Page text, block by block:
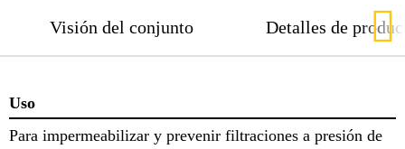
Visión del conjunto Detalles de
Uso
Para impermeabilizar y prevenir filtraciones a presión de